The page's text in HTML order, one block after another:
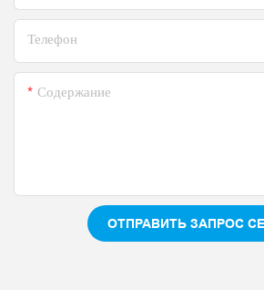
Телефон
Содержание
ОТПРАВИТЬ ЗАПРОС